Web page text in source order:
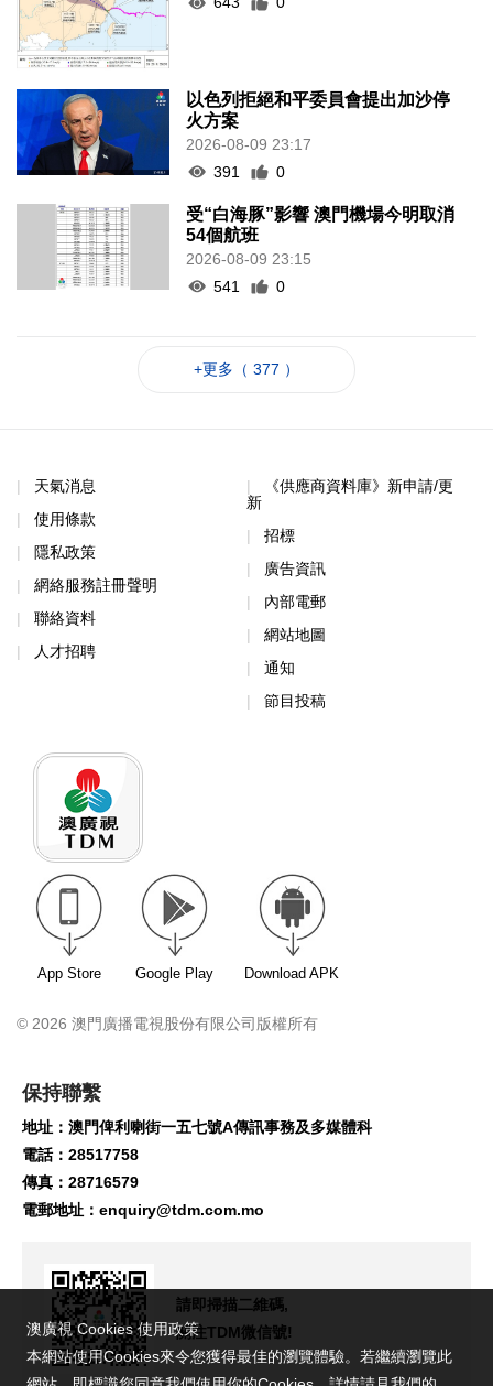
以色列拒絕和平委員會提出加沙停
火方案
2026-08-09 23:17
391
0
受“白海豚”影響 澳門機場今明取消
54個航班
2026-08-09 23:15
541
0
+更多（ 377 ）
天氣消息
使用條款
隱私政策
網絡服務註冊聲明
聯絡資料
人才招聘
《供應商資料庫》新申請/更
新
招標
廣告資訊
內部電郵
網站地圖
通知
節目投稿
App Store Google Play Download APK
© 2026 澳門廣播電視股份有限公司版權所有
保持聯繫
地址：澳門俾利喇街一五七號A傳訊事務及多媒體科
電話：28517758
傳真：28716579
電郵地址： enquiry@tdm.com.mo
請即掃描二維碼,
關注TDM微信號!
澳廣視 Cookies 使用政策
本網站使用Cookies來令您獲得最佳的瀏覽體驗。若繼續瀏覽此